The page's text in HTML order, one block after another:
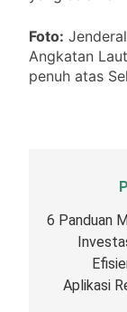
Foto:
Angkatan
penuh atas
pos
6 Panduan
Aplikasi